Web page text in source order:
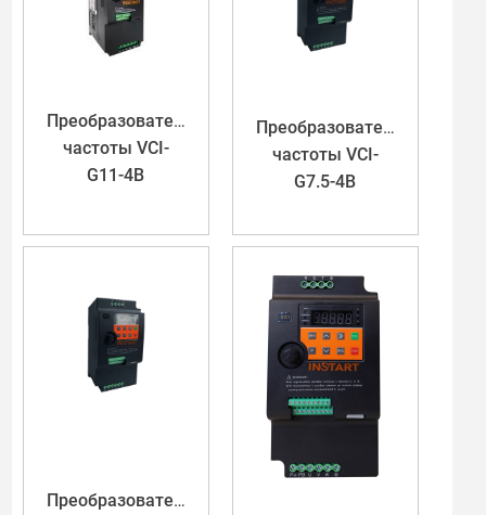
Преобразователь
частоты VCI-
G11-4B
Преобразователь
частоты VCI-
G7.5-4B
Преобразователь